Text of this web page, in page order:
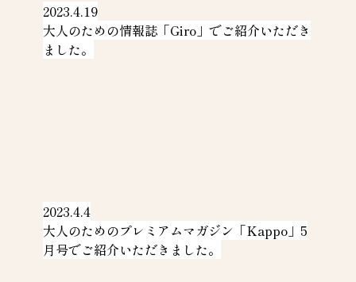
2023.4.19
大人のための情報誌「Giro」でご紹介いただき
ました。
2023.4.4
大人のためのプレミアムマガジン「Kappo」5
月号でご紹介いただきました。